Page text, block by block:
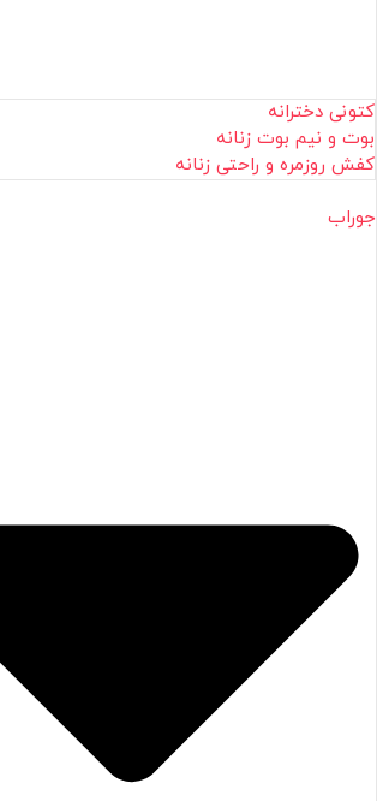
کتونی دخترانه
بوت و نیم بوت زنانه
کفش روزمره و راحتی زنانه
جوراب